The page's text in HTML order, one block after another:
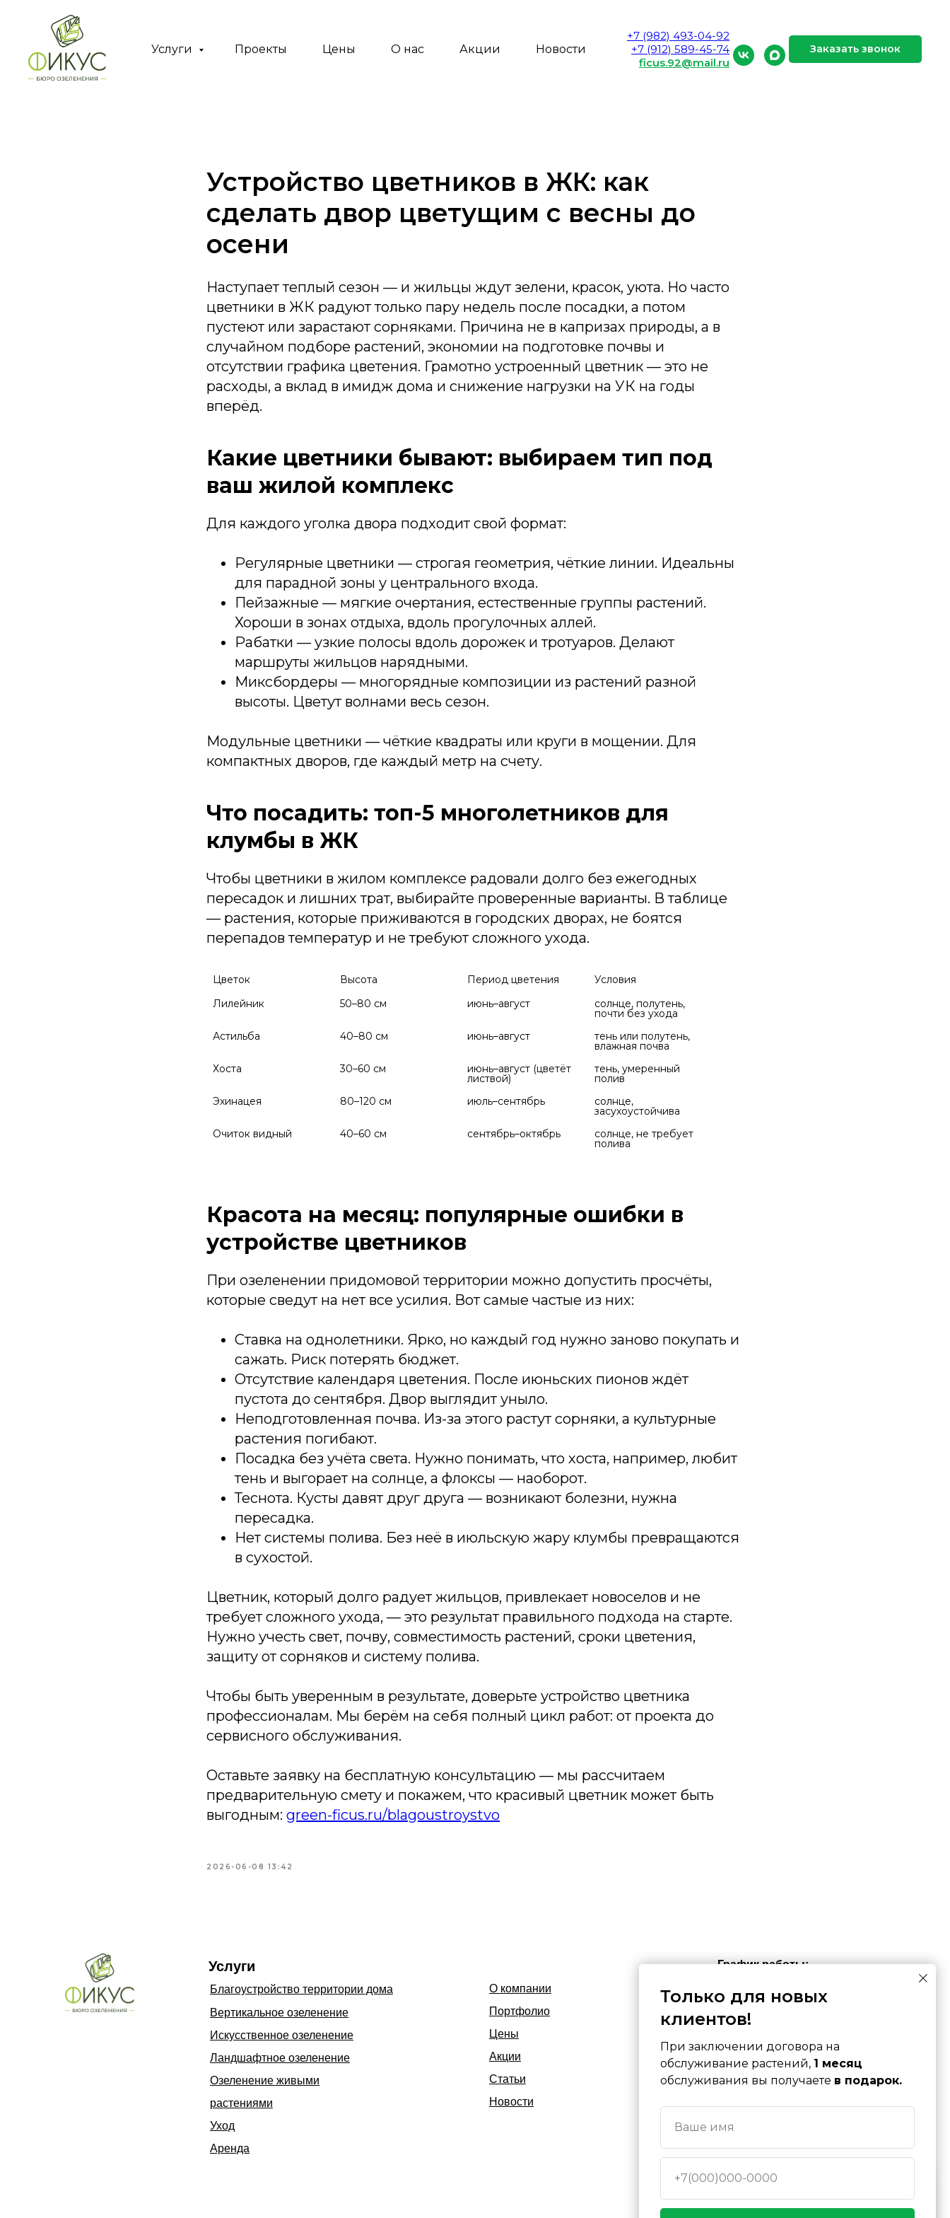
Услуги Проекты Цены О нас Акции Новости
+7 (982) 493-04-92
+7 (912) 589-45-74
ficus.92@mail.ru
Заказать звонок
Устройство цветников в ЖК: как
сделать двор цветущим с весны до
осени
Наступает теплый сезон — и жильцы ждут зелени, красок, уюта. Но часто
цветники в ЖК радуют только пару недель после посадки, а потом
пустеют или зарастают сорняками. Причина не в капризах природы, а в
случайном подборе растений, экономии на подготовке почвы и
отсутствии графика цветения. Грамотно устроенный цветник — это не
расходы, а вклад в имидж дома и снижение нагрузки на УК на годы
вперёд.
Какие цветники бывают: выбираем тип под
ваш жилой комплекс
Для каждого уголка двора подходит свой формат:
Регулярные цветники — строгая геометрия, чёткие линии. Идеальны
для парадной зоны у центрального входа.
Пейзажные — мягкие очертания, естественные группы растений.
Хороши в зонах отдыха, вдоль прогулочных аллей.
Рабатки — узкие полосы вдоль дорожек и тротуаров. Делают
маршруты жильцов нарядными.
Миксбордеры — многорядные композиции из растений разной
высоты. Цветут волнами весь сезон.
Модульные цветники — чёткие квадраты или круги в мощении. Для
компактных дворов, где каждый метр на счету.
Что посадить: топ-5 многолетников для
клумбы в ЖК
Чтобы цветники в жилом комплексе радовали долго без ежегодных
пересадок и лишних трат, выбирайте проверенные варианты. В таблице
— растения, которые приживаются в городских дворах, не боятся
перепадов температур и не требуют сложного ухода.
Цветок Высота Период цветения
Условия
Лилейник
50–80 см июнь–август солнце, полутень,
почти без ухода
Астильба
40–80 см июнь–август тень или полутень,
влажная почва
Хоста
30–60 см июнь–август (цветёт
листвой)
тень, умеренный
полив
Эхинацея
80–120 см июль–сентябрь солнце,
засухоустойчива
Очиток видный
40–60 см сентябрь–октябрь солнце, не требует
полива
Красота на месяц: популярные ошибки в
устройстве цветников
При озеленении придомовой территории можно допустить просчёты,
которые сведут на нет все усилия. Вот самые частые из них:
Ставка на однолетники. Ярко, но каждый год нужно заново покупать и
сажать. Риск потерять бюджет.
Отсутствие календаря цветения. После июньских пионов ждёт
пустота до сентября. Двор выглядит уныло.
Неподготовленная почва. Из-за этого растут сорняки, а культурные
растения погибают.
Посадка без учёта света. Нужно понимать, что хоста, например, любит
тень и выгорает на солнце, а флоксы — наоборот.
Теснота. Кусты давят друг друга — возникают болезни, нужна
пересадка.
Нет системы полива. Без неё в июльскую жару клумбы превращаются
в сухостой.
Цветник, который долго радует жильцов, привлекает новоселов и не
требует сложного ухода, — это результат правильного подхода на старте.
Нужно учесть свет, почву, совместимость растений, сроки цветения,
защиту от сорняков и систему полива.
Чтобы быть уверенным в результате, доверьте устройство цветника
профессионалам. Мы берём на себя полный цикл работ: от проекта до
сервисного обслуживания.
Оставьте заявку на бесплатную консультацию — мы рассчитаем
предварительную смету и покажем, что красивый цветник может быть
выгодным: green-ficus.ru/blagoustroystvo
2026-06-08 13:42
Услуги
Вертикальное озеленение
Искусственное озеленение
Ландшафтное озеленение
Озеленение живыми
растениями
Уход
Аренда
О компании
Портфолио
Цены
Акции
Статьи
Новости
График работы:
Контакты:
ficus.92@mail.ru
+7 (912) 589-45-74
Благоустройство территории дома
чтобы все работало
Только для новых
клиентов!
При заключении договора на
обслуживание растений, 1 месяц
обслуживания вы получаете в подарок.
Ваше имя
+7(000)000-0000